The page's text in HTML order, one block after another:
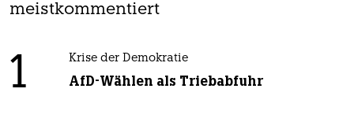
meistkommentiert
1 Krise der Demokratie
AfD-Wählen als Triebabfuhr